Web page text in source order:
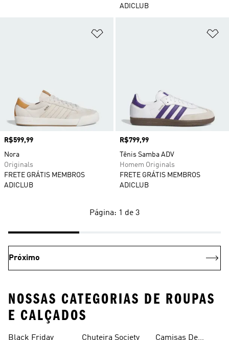
ADICLUB
Preço
R$599,99
Nora
Originals
FRETE GRÁTIS MEMBROS
ADICLUB
Preço
R$799,99
Tênis Samba ADV
Homem Originals
FRETE GRÁTIS MEMBROS
ADICLUB
Página: 1 de 3
Próximo
NOSSAS CATEGORIAS DE ROUPAS
E CALÇADOS
Black Friday Chuteira Society
Camisas De